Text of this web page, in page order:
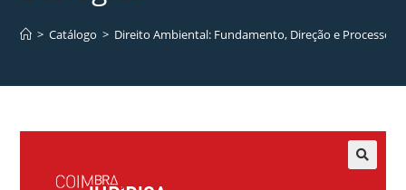
> Catálogo > Direito Ambiental: Fundamento, Direção e Processo